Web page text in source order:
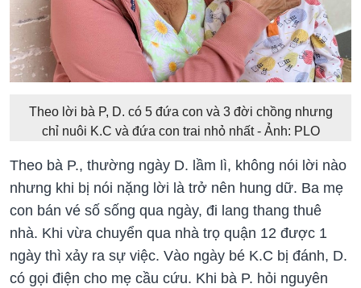
Theo lời bà P, D. có 5 đứa con và 3 đời chồng nhưng
chỉ nuôi K.C và đứa con trai nhỏ nhất - Ảnh: PLO
Theo bà P., thường ngày D. lầm lì, không nói lời nào
nhưng khi bị nói nặng lời là trở nên hung dữ. Ba mẹ
con bán vé số sống qua ngày, đi lang thang thuê
nhà. Khi vừa chuyển qua nhà trọ quận 12 được 1
ngày thì xảy ra sự việc. Vào ngày bé K.C bị đánh, D.
có gọi điện cho mẹ cầu cứu. Khi bà P. hỏi nguyên